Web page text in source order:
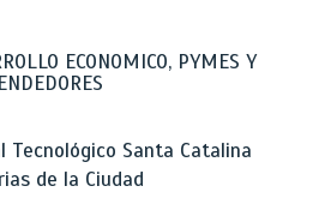
ECONOMICO, PYMES Y
Tecnológico Santa Catalina
de la Ciudad